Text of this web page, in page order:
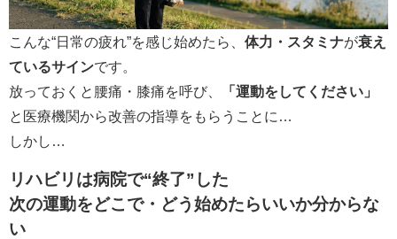
こんな“日常の疲れ”を感じ始めたら、 体力・スタミナが衰え
ているサインです。
放っておくと腰痛・膝痛を呼び、
「運動をしてください」
と医療機関から改善の指導をもらうことに…
しかし…
リハビリは病院で“終了”した
次の運動をどこで・どう始めたらいいか分からな
い